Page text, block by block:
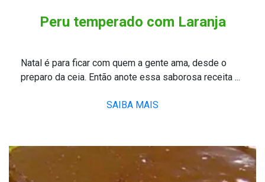
Peru temperado com Laranja
Natal é para ficar com quem a gente ama, desde o
preparo da ceia. Então anote essa saborosa receita ...
SAIBA MAIS